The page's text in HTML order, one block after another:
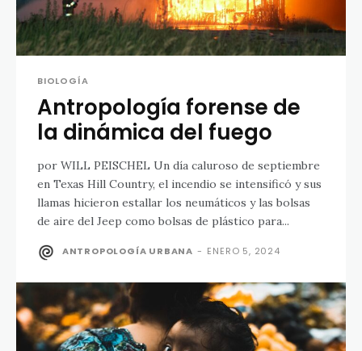
BIOLOGÍA
Antropología forense de
la dinámica del fuego
por WILL PEISCHEL Un día caluroso de septiembre
en Texas Hill Country, el incendio se intensificó y sus
llamas hicieron estallar los neumáticos y las bolsas
de aire del Jeep como bolsas de plástico para...
ANTROPOLOGÍA URBANA - ENERO 5, 2024